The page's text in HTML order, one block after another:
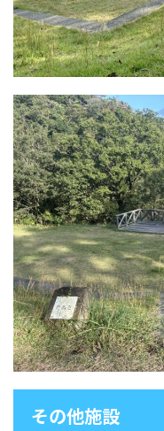
その他施設